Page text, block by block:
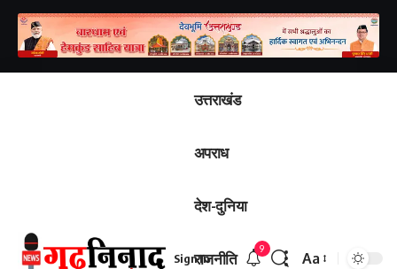
उत्तराखंड
अपराध
देश-दुनिया
राजनीति
Sign In
9
Aa